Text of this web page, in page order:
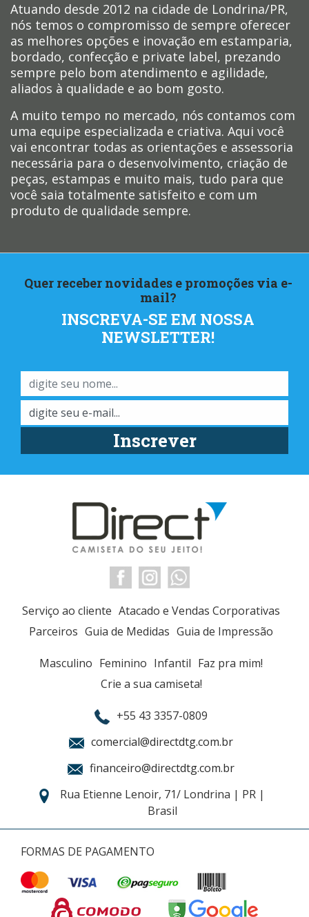
Atuando desde 2012 na cidade de Londrina/PR,
nós temos o compromisso de sempre oferecer
as melhores opções e inovação em estamparia,
bordado, confecção e private label, prezando
sempre pelo bom atendimento e agilidade,
aliados à qualidade e ao bom gosto.
A muito tempo no mercado, nós contamos com
uma equipe especializada e criativa. Aqui você
vai encontrar todas as orientações e assessoria
necessária para o desenvolvimento, criação de
peças, estampas e muito mais, tudo para que
você saia totalmente satisfeito e com um
produto de qualidade sempre.
Quer receber novidades e promoções via e-
mail?
INSCREVA-SE EM NOSSA
NEWSLETTER!
Inscrever
Serviço ao cliente Atacado e Vendas Corporativas
Parceiros Guia de Medidas Guia de Impressão
Masculino Feminino Infantil Faz pra mim!
Crie a sua camiseta!
+55 43 3357-0809
comercial@directdtg.com.br
financeiro@directdtg.com.br
Rua Etienne Lenoir, 71/ Londrina | PR |
Brasil
FORMAS DE PAGAMENTO